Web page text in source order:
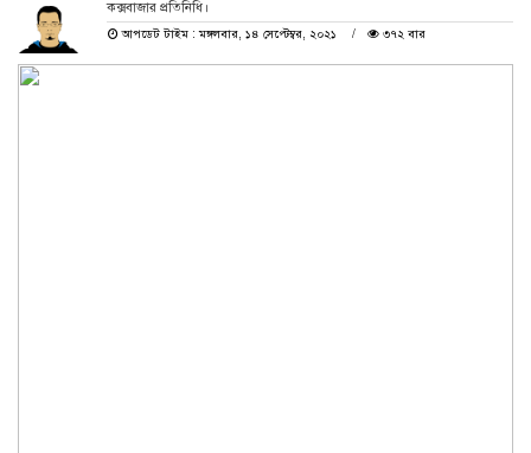
কক্সবাজার প্রতিনিধি।
আপডেট টাইম : মঙ্গলবার, ১৪ সেপ্টেম্বর, ২০২১
৩৭২ বার